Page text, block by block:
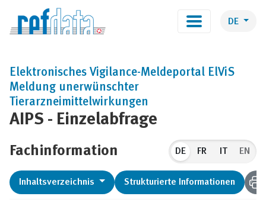
DE
AIPS - Einzelabfrage
Elektronisches Vigilance-Meldeportal ElViS
Meldung unerwünschter
Tierarzneimittelwirkungen
Fachinformation DE EN
Inhaltsverzeichnis Strukturierte Informationen